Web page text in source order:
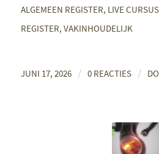
ALGEMEEN REGISTER, LIVE CURSUS
REGISTER, VAKINHOUDELIJK
JUNI 17, 2026 / 0 REACTIES /